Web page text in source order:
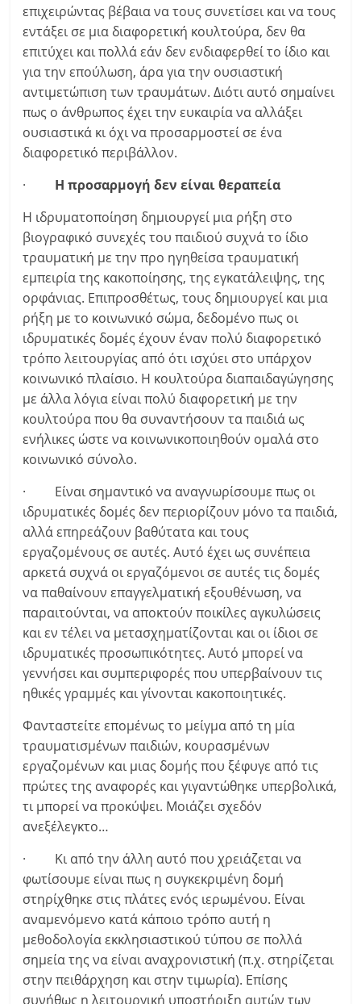
επιχειρώντας βέβαια να τους συνετίσει και να τους
εντάξει σε μια διαφορετική κουλτούρα, δεν θα
επιτύχει και πολλά εάν δεν ενδιαφερθεί το ίδιο και
για την επούλωση, άρα για την ουσιαστική
αντιμετώπιση των τραυμάτων. Διότι αυτό σημαίνει
πως ο άνθρωπος έχει την ευκαιρία να αλλάξει
ουσιαστικά κι όχι να προσαρμοστεί σε ένα
διαφορετικό περιβάλλον.
· Η προσαρμογή δεν είναι θεραπεία
Η ιδρυματοποίηση δημιουργεί μια ρήξη στο
βιογραφικό συνεχές του παιδιού συχνά το ίδιο
τραυματική με την προ ηγηθείσα τραυματική
εμπειρία της κακοποίησης, της εγκατάλειψης, της
ορφάνιας. Επιπροσθέτως, τους δημιουργεί και μια
ρήξη με το κοινωνικό σώμα, δεδομένο πως οι
ιδρυματικές δομές έχουν έναν πολύ διαφορετικό
τρόπο λειτουργίας από ότι ισχύει στο υπάρχον
κοινωνικό πλαίσιο. Η κουλτούρα διαπαιδαγώγησης
με άλλα λόγια είναι πολύ διαφορετική με την
κουλτούρα που θα συναντήσουν τα παιδιά ως
ενήλικες ώστε να κοινωνικοποιηθούν ομαλά στο
κοινωνικό σύνολο.
· Είναι σημαντικό να αναγνωρίσουμε πως οι
ιδρυματικές δομές δεν περιορίζουν μόνο τα παιδιά,
αλλά επηρεάζουν βαθύτατα και τους
εργαζομένους σε αυτές. Αυτό έχει ως συνέπεια
αρκετά συχνά οι εργαζόμενοι σε αυτές τις δομές
να παθαίνουν επαγγελματική εξουθένωση, να
παραιτούνται, να αποκτούν ποικίλες αγκυλώσεις
και εν τέλει να μετασχηματίζονται και οι ίδιοι σε
ιδρυματικές προσωπικότητες. Αυτό μπορεί να
γεννήσει και συμπεριφορές που υπερβαίνουν τις
ηθικές γραμμές και γίνονται κακοποιητικές.
Φανταστείτε επομένως το μείγμα από τη μία
τραυματισμένων παιδιών, κουρασμένων
εργαζομένων και μιας δομής που ξέφυγε από τις
πρώτες της αναφορές και γιγαντώθηκε υπερβολικά,
τι μπορεί να προκύψει. Μοιάζει σχεδόν
ανεξέλεγκτο…
· Κι από την άλλη αυτό που χρειάζεται να
φωτίσουμε είναι πως η συγκεκριμένη δομή
στηρίχθηκε στις πλάτες ενός ιερωμένου. Είναι
αναμενόμενο κατά κάποιο τρόπο αυτή η
μεθοδολογία εκκλησιαστικού τύπου σε πολλά
σημεία της να είναι αναχρονιστική (π.χ. στηρίζεται
στην πειθάρχηση και στην τιμωρία). Επίσης
συνήθως η λειτουργική υποστήριξη αυτών των